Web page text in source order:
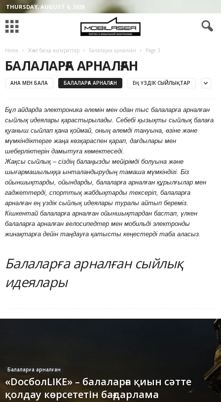
THURSDAY, AUGUST 6, 2026
Home Және басқа ақпараттар Балаларға арналған Page 3
БАЛАЛАРҒА АРНАЛҒАН
АНА МЕН БАЛА БАЛАЛАРҒА АРНАЛҒАН ЕҢ ҮЗДІК СЫЙЛЫҚТАР
Бұл айдарда электроника әлемін мен одан тыс балаларға арналған
сыйлық идеялары қарастырылады. Себебі қызықты сыйлық балаға
қуаныш сыйлап қана қоймай, оның әлемді тануына, өзіне және
мүмкіндіктерге жаңа көзқараспен қарап, дағдылары мен
шеберліктерін дамытуға көмектеседі.
Жақсы сыйлық – сіздің балаңызды мейірімді болуына және
шығармашылыққа ынталандырудың тамаша мүмкіндігі. Біз
ойыншықтарды, ойындарды, балаларға арналған құрылғылар мен
гаджеттерді, спорттық жабдықтарды тексеріп, балаларға
арналған ең үздік сыйлық идеялары туралы айтып береміз.
Кішкентай балаларға арналған ойыншықтардан бастап, үлкен
балаларға арналған велосипедтер мен мобильді электронды
жинақтарға дейін таңдауға қатысты кеңестерді таба аласыз.
Балаларға арналған сыйлық
идеялары
Балаларға арналған
«DосболLIKE» – балаларға қиын сәтте
қолдау көрсететін бағдарлама